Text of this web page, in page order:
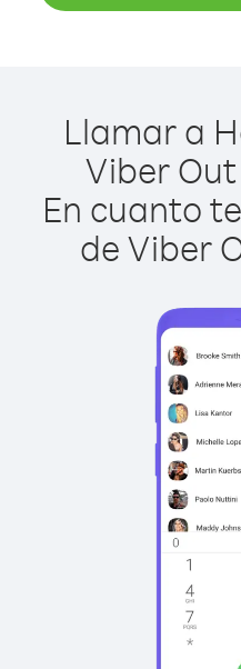
Llamar a
Viber
En cuanto
de Viber